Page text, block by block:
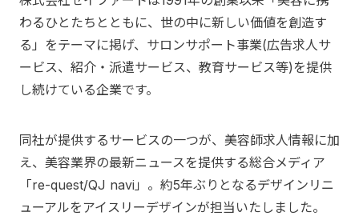
わるひとたちとともに、世の中に新しい価値を創造す
る」をテーマに掲げ、サロンサポート事業(広告求人サ
ービス、紹介・派遣サービス、教育サービス等)を提供
し続けている企業です。
同社が提供するサービスの一つが、美容師求人情報に加
え、美容業界の最新ニュースを提供する総合メディア
「re-quest/QJ navi」。約5年ぶりとなるデザインリニ
ューアルをアイスリーデザインが担当いたしました。